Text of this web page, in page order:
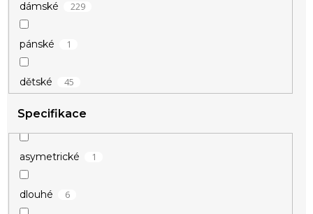
zelená 14
zlatá
žlutá
dámské 229
pánské 1
dětské 45
Specifikace
asymetrické 1
dlouhé 6